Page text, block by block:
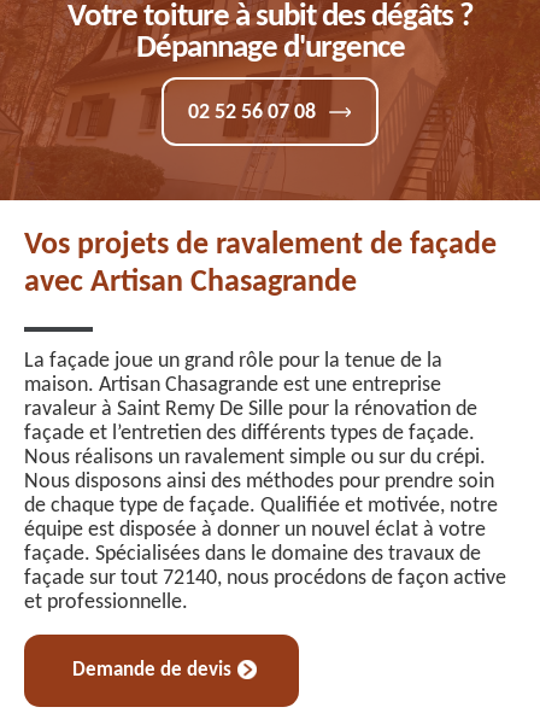
Votre toiture à subit des dégâts ?
Dépannage d'urgence
02 52 56 07 08
Vos projets de ravalement de façade
avec Artisan Chasagrande
La façade joue un grand rôle pour la tenue de la
maison. Artisan Chasagrande est une entreprise
ravaleur à Saint Remy De Sille pour la rénovation de
façade et l’entretien des différents types de façade.
Nous réalisons un ravalement simple ou sur du crépi.
Nous disposons ainsi des méthodes pour prendre soin
de chaque type de façade. Qualifiée et motivée, notre
équipe est disposée à donner un nouvel éclat à votre
façade. Spécialisées dans le domaine des travaux de
façade sur tout 72140, nous procédons de façon active
et professionnelle.
Demande de devis